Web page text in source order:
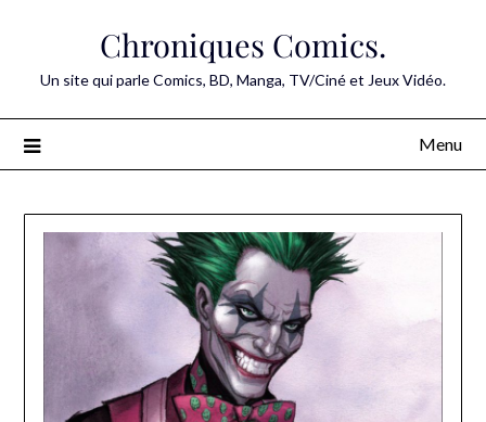
Chroniques Comics.
Un site qui parle Comics, BD, Manga, TV/Ciné et Jeux Vidéo.
Menu